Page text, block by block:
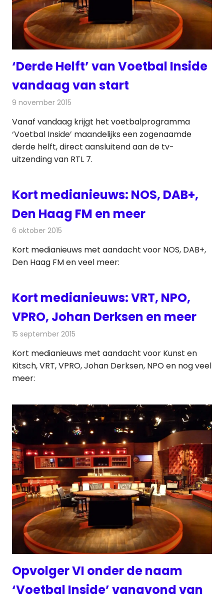
‘Derde Helft’ van Voetbal Inside
vandaag van start
9 november 2015
Vanaf vandaag krijgt het voetbalprogramma
‘Voetbal Inside’ maandelijks een zogenaamde
derde helft, direct aansluitend aan de tv-
uitzending van RTL 7.
Kort medianieuws: NOS, DAB+,
Den Haag FM en meer
6 oktober 2015
Kort medianieuws met aandacht voor NOS, DAB+,
Den Haag FM en veel meer:
Kort medianieuws: VRT, NPO,
VPRO, Johan Derksen en meer
15 september 2015
Kort medianieuws met aandacht voor Kunst en
Kitsch, VRT, VPRO, Johan Derksen, NPO en nog veel
meer:
Opvolger VI onder de naam
‘Voetbal Inside’ vanavond van